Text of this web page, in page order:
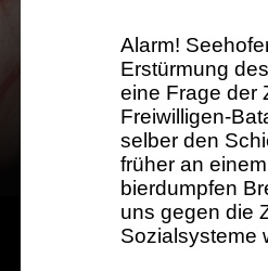
Alarm!
Erstürmung
eine Frage der
Freiwilligen-
selber den
früher an
bierdumpfen
uns gegen die
Sozialsysteme